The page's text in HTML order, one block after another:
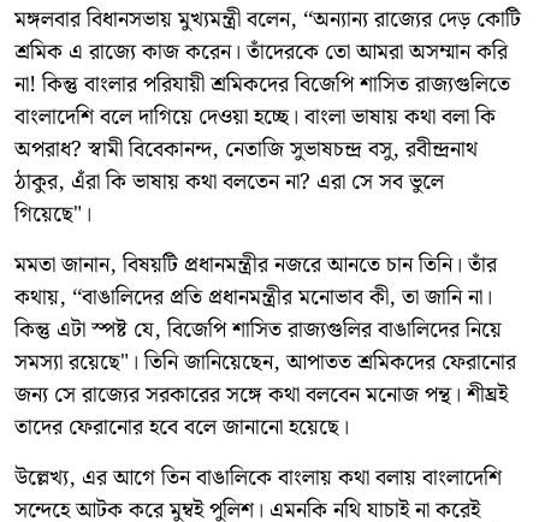
মঙ্গলবার বিধানসভায় মুখ্যমন্ত্রী বলেন, ‘‘অন্যান্য রাজ্যের দেড় কোটি
শ্রমিক এ রাজ্যে কাজ করেন। তাঁদেরকে তো আমরা অসম্মান করি
না! কিন্তু বাংলার পরিযায়ী শ্রমিকদের বিজেপি শাসিত রাজ্যগুলিতে
বাংলাদেশি বলে দাগিয়ে দেওয়া হচ্ছে। বাংলা ভাষায় কথা বলা কি
অপরাধ? স্বামী বিবেকানন্দ, নেতাজি সুভাষচন্দ্র বসু, রবীন্দ্রনাথ
ঠাকুর, এঁরা কি ভাষায় কথা বলতেন না? এরা সে সব ভুলে
গিয়েছে"।
মমতা জানান, বিষয়টি প্রধানমন্ত্রীর নজরে আনতে চান তিনি। তাঁর
কথায়, ‘‘বাঙালিদের প্রতি প্রধানমন্ত্রীর মনোভাব কী, তা জানি না।
কিন্তু এটা স্পষ্ট যে, বিজেপি শাসিত রাজ্যগুলির বাঙালিদের নিয়ে
সমস্যা রয়েছে"। তিনি জানিয়েছেন, আপাতত শ্রমিকদের ফেরানোর
জন্য সে রাজ্যের সরকারের সঙ্গে কথা বলবেন মনোজ পন্থ। শীঘ্রই
তাদের ফেরানোর হবে বলে জানানো হয়েছে।
উল্লেখ্য, এর আগে তিন বাঙালিকে বাংলায় কথা বলায় বাংলাদেশি
সন্দেহে আটক করে মুম্বই পুলিশ। এমনকি নথি যাচাই না করেই